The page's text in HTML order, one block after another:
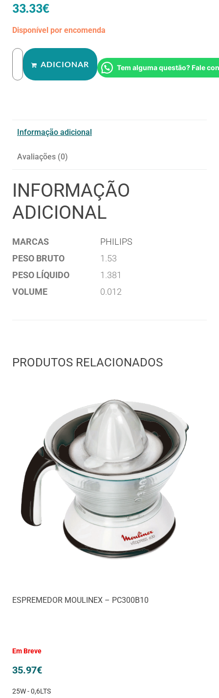
33.33€
Disponível por encomenda
ADICIONAR Tem alguma questão? Fale
Informação adicional
Avaliações (0)
INFORMAÇÃO
ADICIONAL
MARCAS
PHILIPS
PESO BRUTO
1.53
PESO LÍQUIDO
1.381
VOLUME
0.012
PRODUTOS RELACIONADOS
ESPREMEDOR MOULINEX – PC300B10
Em Breve
35.97€
25W - 0,6LTS